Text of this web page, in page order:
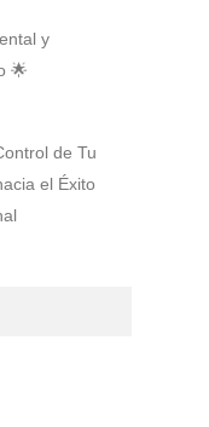
y
🌟
de Tu
el Éxito